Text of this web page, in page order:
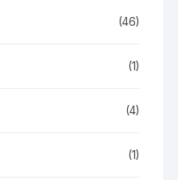
(46)
(1)
(4)
(1)